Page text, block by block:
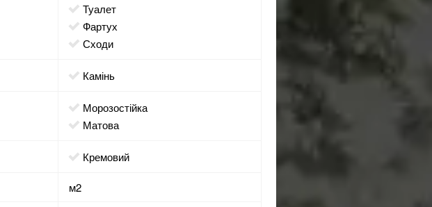
туалет
фартух
сходи
камінь
морозостійка
матова
кремовий
м2